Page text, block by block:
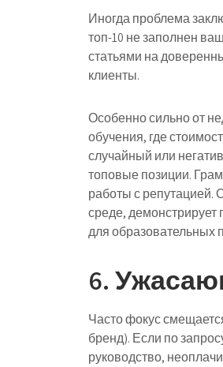
Иногда проблема
топ-10 не заполнен
статьями на
клиенты.
Особенно сильно от
обучения, где
случайный или
топовые позиции.
работы с репутацией.
среде,
для образовательных
6.
Часто фокус
бренд). Если по
руководство,